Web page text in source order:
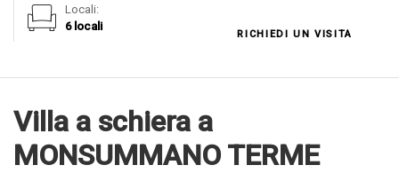
Locali:
6 locali
RICHIEDI UN VISITA
Villa a schiera a
MONSUMMANO TERME